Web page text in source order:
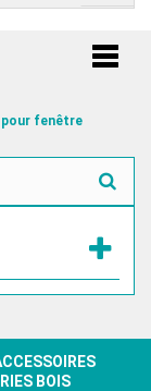
fenêtre
BOIS